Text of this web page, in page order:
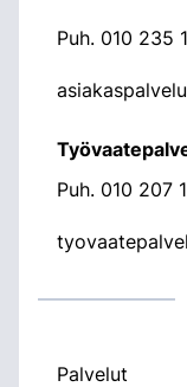
Puh. 010 235
Puh. 010 207
Palvelut